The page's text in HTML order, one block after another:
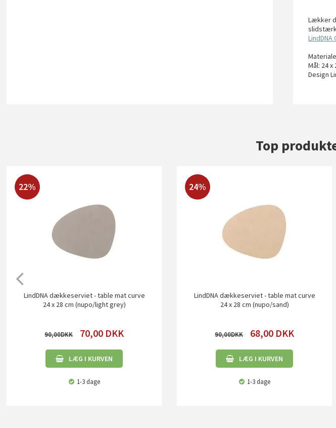
Lækker
Mål: 24
Design
Top
22%
LindDNA dækkeserviet - table mat curve
24 x 28 cm (nupo/light grey)
90,00 70,00 DKK
LÆG I KURVEN
1-3 dage
24%
LindDNA dækkeserviet - table mat curve
24 x 28 cm (nupo/sand)
90,00 68,00 DKK
LÆG I KURVEN
1-3 dage